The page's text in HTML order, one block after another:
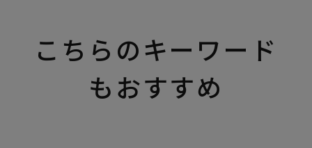
こちらのキーワード
もおすすめ